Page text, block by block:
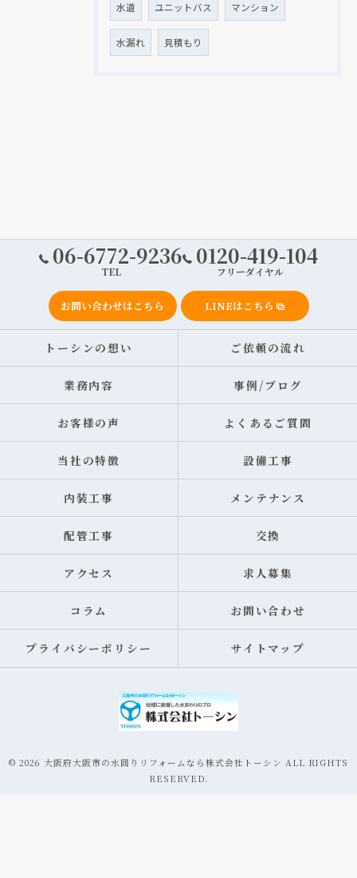
水道 ユニットバス マンション
水漏れ 見積もり
06-6772-9236
TEL
0120-419-104
フリーダイヤル
お問い合わせはこちら LINEはこちら
トーシンの想い ご依頼の流れ
業務内容 事例/ブログ
お客様の声 よくあるご質問
当社の特徴 設備工事
内装工事 メンテナンス
配管工事 交換
アクセス 求人募集
コラム お問い合わせ
プライバシーポリシー サイトマップ
© 2026 大阪府大阪市の水回りリフォームなら株式会社トーシン ALL RIGHTS
RESERVED.